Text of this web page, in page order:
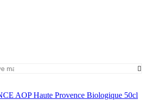

AOP Haute Provence Biologique 50cl